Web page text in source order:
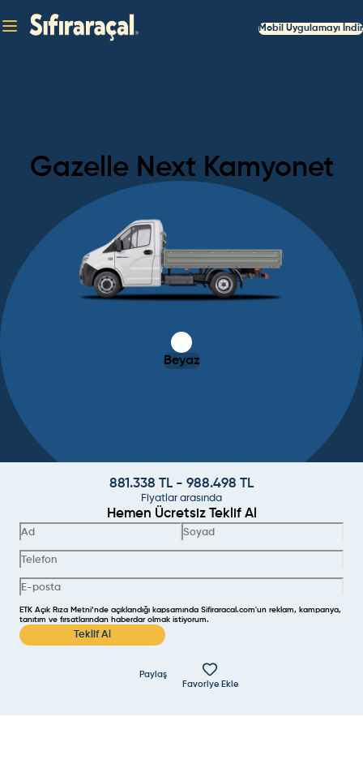
Mobil Uygulamayı İndir
Gazelle Next Kamyonet
Beyaz
881.338 TL - 988.498 TL
Fiyatlar arasında
Hemen Ücretsiz Teklif Al
ETK Açık Rıza Metni’nde açıklandığı kapsamında Sifiraracal.com'un reklam, kampanya,
tanıtım ve fırsatlarından haberdar olmak istiyorum.
Teklif Al
Paylaş
Favoriye Ekle